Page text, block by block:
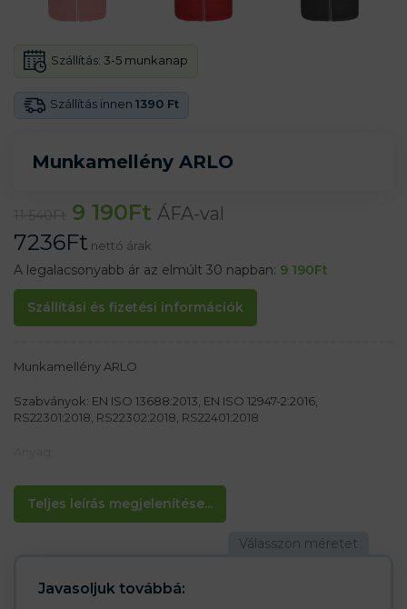
Munkamellény ARLO
Szállítás innen 1390 Ft
Szállítás: 3-5 munkanap
9 190Ft ÁFA-val
7236Ft nettó árak
A legalacsonyabb ár az elmúlt 30 napban: 9 190Ft
Szállítási és fizetési információk
Teljes leírás megjelenítése...
Munkamellény ARLO
Szabványok: EN ISO 13688:2013, EN ISO 12947-2:2016,
RS22301:2018, RS22302:2018, RS22401:2018
Szigetelés 100% PES, 300 g/m2
100% gyapjú bélés 260 g/m2
– Belső zseb
– Külső oldalzsebek cipzárral
Javasoljuk továbbá: